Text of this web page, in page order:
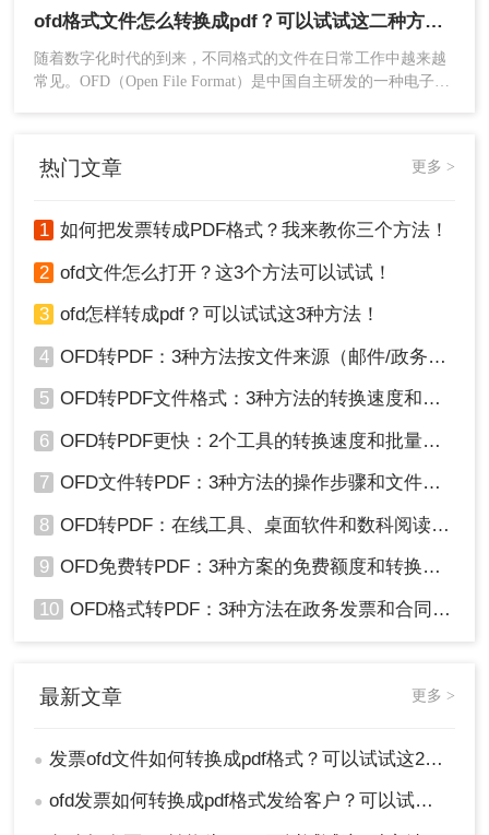
ofd格式文件怎么转换成pdf？可以试试这二种方法！
随着数字化时代的到来，不同格式的文件在日常工作中越来越
常见。OFD（Open File Format）是中国自主研发的一种电子文
成pdf，帮助您轻松完成转换任务。
热门文章 更多 >
1 如何把发票转成PDF格式？我来教你三个方法！
2 ofd文件怎么打开？这3个方法可以试试！
3 ofd怎样转成pdf？可以试试这3种方法！
4 OFD转PDF：3种方法按文件来源（邮件/政务平台/扫描件）选！
5 OFD转PDF文件格式：3种方法的转换速度和格式保留对比！
6 OFD转PDF更快：2个工具的转换速度和批量处理能力对比！
7 OFD文件转PDF：3种方法的操作步骤和文件大小限制！
8 OFD转PDF：在线工具、桌面软件和数科阅读器，哪个更适合你！
9 OFD免费转PDF：3种方案的免费额度和转换效果实测！
10 OFD格式转PDF：3种方法在政务发票和合同上的转换精度差异！
最新文章 更多 >
● 发票ofd文件如何转换成pdf格式？可以试试这2种方法
● ofd发票如何转换成pdf格式发给客户？可以试试这3种方法！